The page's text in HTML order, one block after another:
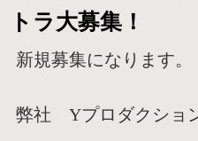
トラ大募集！
新規募集になります。
弊社 Yプロダクショ